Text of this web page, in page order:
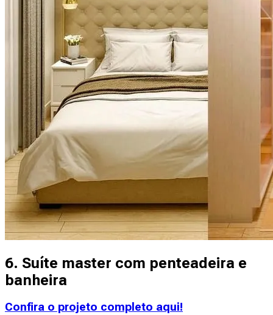
6. Suíte master com penteadeira e
banheira
Confira o projeto completo aqui!